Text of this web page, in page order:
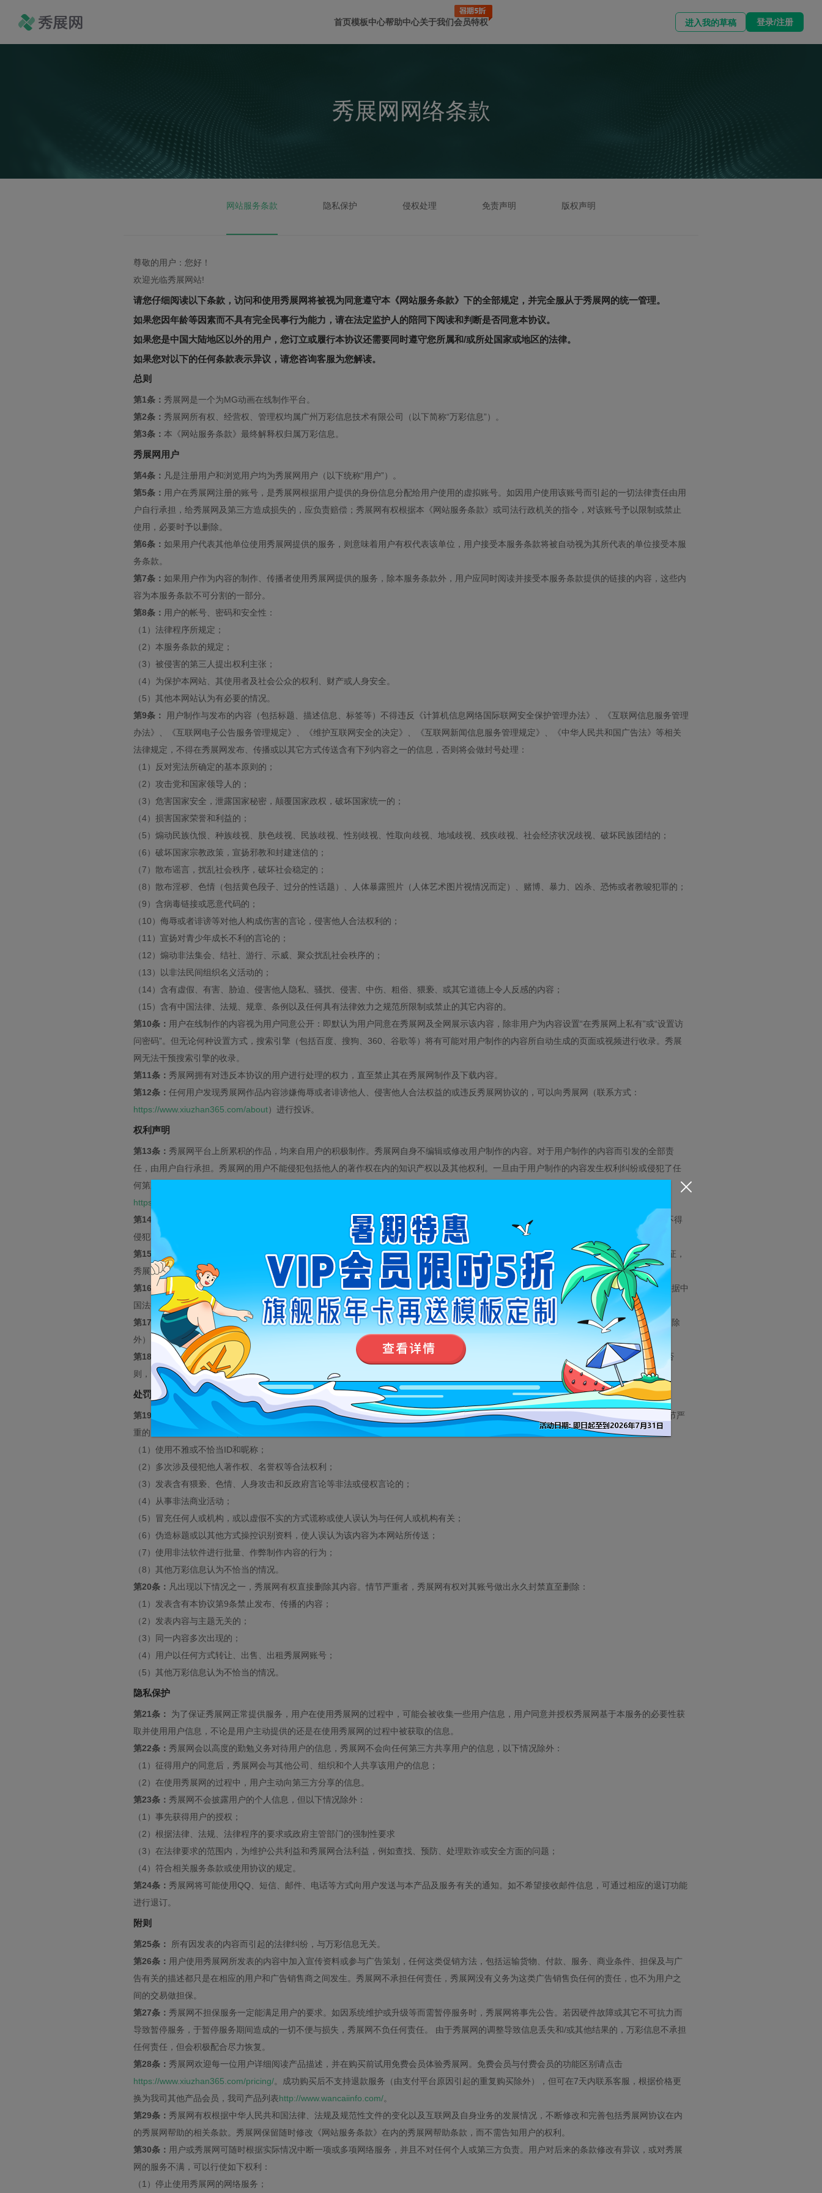
首页模板中心帮助中心关于我们会员特权 进入我的草稿 登录/注册
秀展网网络条款
网站服务条款 隐私保护 侵权处理 免责声明 版权声明
尊敬的用户：您好！
欢迎光临秀展网站!
请您仔细阅读以下条款，访问和使用秀展网将被视为同意遵守本《网站服务条款》下的全部规定，并完全服从于秀展网的统一管理。
如果您因年龄等因素而不具有完全民事行为能力，请在法定监护人的陪同下阅读和判断是否同意本协议。
如果您是中国大陆地区以外的用户，您订立或履行本协议还需要同时遵守您所属和/或所处国家或地区的法律。
如果您对以下的任何条款表示异议，请您咨询客服为您解读。
总则
第1条： 秀展网是一个为MG动画在线制作平台。
第2条： 秀展网所有权、经营权、管理权均属广州万彩信息技术有限公司（以下简称“万彩信息”）。
第3条： 本《网站服务条款》最终解释权归属万彩信息。
秀展网用户
第4条： 凡是注册用户和浏览用户均为秀展网用户（以下统称“用户”）。
第5条： 用户在秀展网注册的账号，是秀展网根据用户提供的身份信息分配给用户使用的虚拟账号。如因用户使用该账号而引起的一切法律责任由用
户自行承担，给秀展网及第三方造成损失的，应负责赔偿；秀展网有权根据本《网站服务条款》或司法行政机关的指令，对该账号予以限制或禁止
使用，必要时予以删除。
第6条： 如果用户代表其他单位使用秀展网提供的服务，则意味着用户有权代表该单位，用户接受本服务条款将被自动视为其所代表的单位接受本服
务条款。
第7条： 如果用户作为内容的制作、传播者使用秀展网提供的服务，除本服务条款外，用户应同时阅读并接受本服务条款提供的链接的内容，这些内
容为本服务条款不可分割的一部分。
第8条： 用户的帐号、密码和安全性：
（1）法律程序所规定；
（2）本服务条款的规定；
（3）被侵害的第三人提出权利主张；
（4）为保护本网站、其使用者及社会公众的权利、财产或人身安全。
（5）其他本网站认为有必要的情况。
第9条：
用户制作与发布的内容（包括标题、描述信息、标签等）不得违反《计算机信息网络国际联网安全保护管理办法》、《互联网信息服务管理
办法》、《互联网电子公告服务管理规定》、《维护互联网安全的决定》、《互联网新闻信息服务管理规定》、《中华人民共和国广告法》等相关
法律规定，不得在秀展网发布、传播或以其它方式传送含有下列内容之一的信息，否则将会做封号处理：
（1）反对宪法所确定的基本原则的；
（2）攻击党和国家领导人的；
（3）危害国家安全，泄露国家秘密，颠覆国家政权，破坏国家统一的；
（4）损害国家荣誉和利益的；
（5）煽动民族仇恨、种族歧视、肤色歧视、民族歧视、性别歧视、性取向歧视、地域歧视、残疾歧视、社会经济状况歧视、破坏民族团结的；
（6）破坏国家宗教政策，宣扬邪教和封建迷信的；
（7）散布谣言，扰乱社会秩序，破坏社会稳定的；
（8）散布淫秽、色情（包括黄色段子、过分的性话题）、人体暴露照片（人体艺术图片视情况而定）、赌博、暴力、凶杀、恐怖或者教唆犯罪的；
（9）含病毒链接或恶意代码的；
（10）侮辱或者诽谤等对他人构成伤害的言论，侵害他人合法权利的；
（11）宣扬对青少年成长不利的言论的；
（12）煽动非法集会、结社、游行、示威、聚众扰乱社会秩序的；
（13）以非法民间组织名义活动的；
（14）含有虚假、有害、胁迫、侵害他人隐私、骚扰、侵害、中伤、粗俗、猥亵、或其它道德上令人反感的内容；
（15）含有中国法律、法规、规章、条例以及任何具有法律效力之规范所限制或禁止的其它内容的。
第10条： 用户在线制作的内容视为用户同意公开：即默认为用户同意在秀展网及全网展示该内容，除非用户为内容设置“在秀展网上私有”或“设置访
问密码”。但无论何种设置方式，搜索引擎（包括百度、搜狗、360、谷歌等）将有可能对用户制作的内容所自动生成的页面或视频进行收录。秀展
网无法干预搜索引擎的收录。
第11条： 秀展网拥有对违反本协议的用户进行处理的权力，直至禁止其在秀展网制作及下载内容。
第12条： 任何用户发现秀展网作品内容涉嫌侮辱或者诽谤他人、侵害他人合法权益的或违反秀展网协议的，可以向秀展网（联系方式：
https://www.xiuzhan365.com/about）进行投诉。
权利声明
第13条： 秀展网平台上所累积的作品，均来自用户的积极制作。秀展网自身不编辑或修改用户制作的内容。对于用户制作的内容而引发的全部责
任，由用户自行承担。秀展网的用户不能侵犯包括他人的著作权在内的知识产权以及其他权利。一旦由于用户制作的内容发生权利纠纷或侵犯了任
何第三方的合法权益，其所有责任由用户本人承担，本网站不承担该等侵权行为所产生的任何责任，具体请参阅本网站关于“免责声明”的链接：
https://www.xiuzhan365.com/disclaimer
第14条：
秀展网的用户可以为介绍、评论、研究等目的，在合理的范围内适当引用他人已经发表的作品，但应当注明作者姓名、作品名称，并不得
侵犯著作权人及其他权利人的合法权益。
第15条：
用户承诺：其所制作的所有作品内容符合中国法律法规和规范性文件的相关规定，不侵犯任何第三方的合法权益。如用户违反前述保证，
秀展网有权删除相关作品内容，并可以暂停或终止向该用户提供服务。
第16条：当第三方权利人发现秀展网用户制作的内容侵犯其合法权益时，权利人应事先向秀展网发出“书面权利通知”，如情况属实，秀展网将根据中
国法律法规和规范性文件的规定对该内容采取停用/删除等合理措施。
第17条：用户从秀展网中获得的信息，未经事先许可，用户不得以盈利为目的提供给自己或第三方进行使用（符合法律规定的“合理使用”条件的除
外）。否则，一切法律后果由该用户或第三方负责，与秀展网无关。
第18条：
未经万彩信息事先许可，禁止使用任何机器人、蜘蛛、其他自动设备，或手动程序来监视或复制秀展网网页或其所包含的任何内容。否
则，秀展网有权依法追究法律责任。
处罚规则
第19条：
万彩信息郑重提醒用户，若出现下列情况任意一种或几种，将承担包括被关闭全部或者部分权限、被暂停或被删除其帐号的后果，情节严
重的，还将承担相应的法律责任。
（1）使用不雅或不恰当ID和昵称；
（2）多次涉及侵犯他人著作权、名誉权等合法权利；
（3）发表含有猥亵、色情、人身攻击和反政府言论等非法或侵权言论的；
（4）从事非法商业活动；
（5）冒充任何人或机构，或以虚假不实的方式谎称或使人误认为与任何人或机构有关；
（6）伪造标题或以其他方式操控识别资料，使人误认为该内容为本网站所传送；
（7）使用非法软件进行批量、作弊制作内容的行为；
（8）其他万彩信息认为不恰当的情况。
第20条： 凡出现以下情况之一，秀展网有权直接删除其内容。情节严重者，秀展网有权对其账号做出永久封禁直至删除：
（1）发表含有本协议第9条禁止发布、传播的内容；
（2）发表内容与主题无关的；
（3）同一内容多次出现的；
（4）用户以任何方式转让、出售、出租秀展网账号；
（5）其他万彩信息认为不恰当的情况。
隐私保护
第21条：
为了保证秀展网正常提供服务，用户在使用秀展网的过程中，可能会被收集一些用户信息，用户同意并授权秀展网基于本服务的必要性获
取并使用用户信息，不论是用户主动提供的还是在使用秀展网的过程中被获取的信息。
第22条： 秀展网会以高度的勤勉义务对待用户的信息，秀展网不会向任何第三方共享用户的信息，以下情况除外：
（1）征得用户的同意后，秀展网会与其他公司、组织和个人共享该用户的信息；
（2）在使用秀展网的过程中，用户主动向第三方分享的信息。
第23条： 秀展网不会披露用户的个人信息，但以下情况除外：
（1）事先获得用户的授权；
（2）根据法律、法规、法律程序的要求或政府主管部门的强制性要求
（3）在法律要求的范围内，为维护公共利益和秀展网合法利益，例如查找、预防、处理欺诈或安全方面的问题；
（4）符合相关服务条款或使用协议的规定。
第24条： 秀展网将可能使用QQ、短信、邮件、电话等方式向用户发送与本产品及服务有关的通知。如不希望接收邮件信息，可通过相应的退订功能
进行退订。
附则
第25条：
所有因发表的内容而引起的法律纠纷，与万彩信息无关。
第26条： 用户使用秀展网所发表的内容中加入宣传资料或参与广告策划，任何这类促销方法，包括运输货物、付款、服务、商业条件、担保及与广
告有关的描述都只是在相应的用户和广告销售商之间发生。秀展网不承担任何责任，秀展网没有义务为这类广告销售负任何的责任，也不为用户之
间的交易做担保。
第27条： 秀展网不担保服务一定能满足用户的要求。如因系统维护或升级等而需暂停服务时，秀展网将事先公告。若因硬件故障或其它不可抗力而
导致暂停服务，于暂停服务期间造成的一切不便与损失，秀展网不负任何责任。 由于秀展网的调整导致信息丢失和/或其他结果的，万彩信息不承担
任何责任，但会积极配合尽力恢复。
第28条： 秀展网欢迎每一位用户详细阅读产品描述，并在购买前试用免费会员体验秀展网。免费会员与付费会员的功能区别请点击
https://www.xiuzhan365.com/pricing/。成功购买后不支持退款服务（由支付平台原因引起的重复购买除外），但可在7天内联系客服，根据价格更
换为我司其他产品会员，我司产品列表http://www.wancaiinfo.com/。
第29条： 秀展网有权根据中华人民共和国法律、法规及规范性文件的变化以及互联网及自身业务的发展情况，不断修改和完善包括秀展网协议在内
的秀展网帮助的相关条款。秀展网保留随时修改《网站服务条款》在内的秀展网帮助条款，而不需告知用户的权利。
第30条： 用户或秀展网可随时根据实际情况中断一项或多项网络服务，并且不对任何个人或第三方负责。用户对后来的条款修改有异议，或对秀展
网的服务不满，可以行使如下权利：
（1）停止使用秀展网的网络服务；